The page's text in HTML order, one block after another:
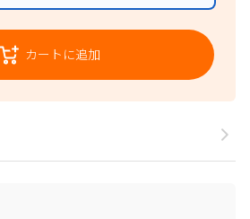
カートに追加